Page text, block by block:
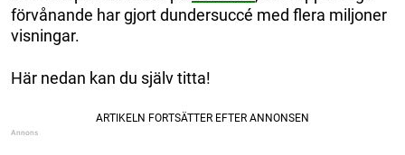
förvånande har gjort dundersuccé med flera miljoner
visningar.
Här nedan kan du själv titta!